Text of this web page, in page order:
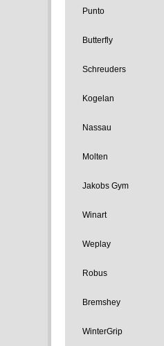
Punto
Butterfly
Schreuders
Kogelan
Nassau
Molten
Jakobs Gym
Winart
Weplay
Robus
Bremshey
WinterGrip